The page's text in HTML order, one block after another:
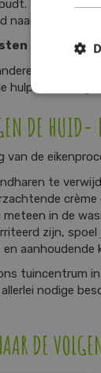
Houd
naar binnen.
niet zelf
hulp in via de
DE HUID-
van de
te
in de
zijn,
aanhoudende
tuincentrum
nodige
DE